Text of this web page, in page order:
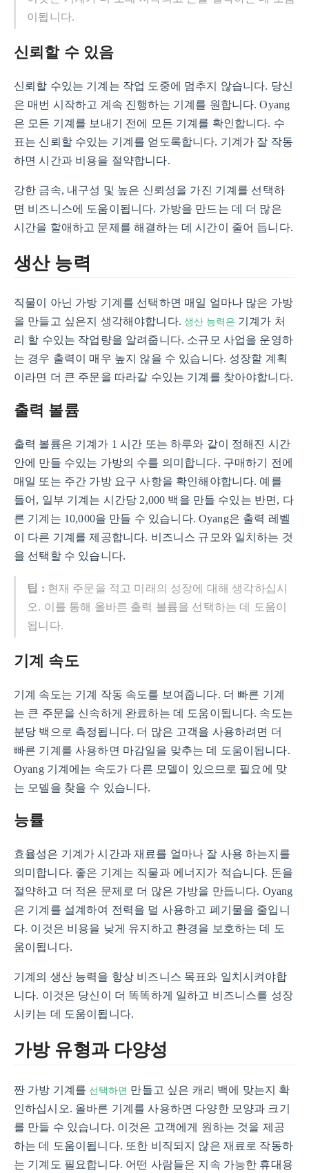
이됩니다.
신뢰할 수 있음
신뢰할 수있는 기계는 작업 도중에 멈추지 않습니다. 당신
은 매번 시작하고 계속 진행하는 기계를 원합니다. Oyang
은 모든 기계를 보내기 전에 모든 기계를 확인합니다. 수
표는 신뢰할 수있는 기계를 얻도록합니다. 기계가 잘 작동
하면 시간과 비용을 절약합니다.
강한 금속, 내구성 및 높은 신뢰성을 가진 기계를 선택하
면 비즈니스에 도움이됩니다. 가방을 만드는 데 더 많은
시간을 할애하고 문제를 해결하는 데 시간이 줄어 듭니다.
생산 능력
직물이 아닌 가방 기계를 선택하면 매일 얼마나 많은 가방
을 만들고 싶은지 생각해야합니다.생산 능력은 기계가 처
리 할 수있는 작업량을 알려줍니다. 소규모 사업을 운영하
는 경우 출력이 매우 높지 않을 수 있습니다. 성장할 계획
이라면 더 큰 주문을 따라갈 수있는 기계를 찾아야합니다.
출력 볼륨
출력 볼륨은 기계가 1 시간 또는 하루와 같이 정해진 시간
안에 만들 수있는 가방의 수를 의미합니다. 구매하기 전에
매일 또는 주간 가방 요구 사항을 확인해야합니다. 예를
들어, 일부 기계는 시간당 2,000 백을 만들 수있는 반면, 다
른 기계는 10,000을 만들 수 있습니다. Oyang은 출력 레벨
이 다른 기계를 제공합니다. 비즈니스 규모와 일치하는 것
을 선택할 수 있습니다.
팁 : 현재 주문을 적고 미래의 성장에 대해 생각하십시
오. 이를 통해 올바른 출력 볼륨을 선택하는 데 도움이
됩니다.
기계 속도
기계 속도는 기계 작동 속도를 보여줍니다. 더 빠른 기계
는 큰 주문을 신속하게 완료하는 데 도움이됩니다. 속도는
분당 백으로 측정됩니다. 더 많은 고객을 사용하려면 더
빠른 기계를 사용하면 마감일을 맞추는 데 도움이됩니다.
Oyang 기계에는 속도가 다른 모델이 있으므로 필요에 맞
는 모델을 찾을 수 있습니다.
능률
효율성은 기계가 시간과 재료를 얼마나 잘 사용 하는지를
의미합니다. 좋은 기계는 직물과 에너지가 적습니다. 돈을
절약하고 더 적은 문제로 더 많은 가방을 만듭니다. Oyang
은 기계를 설계하여 전력을 덜 사용하고 폐기물을 줄입니
다. 이것은 비용을 낮게 유지하고 환경을 보호하는 데 도
움이됩니다.
기계의 생산 능력을 항상 비즈니스 목표와 일치시켜야합
니다. 이것은 당신이 더 똑똑하게 일하고 비즈니스를 성장
시키는 데 도움이됩니다.
가방 유형과 다양성
짠 가방 기계를 선택하면 만들고 싶은 캐리 백에 맞는지 확
인하십시오. 올바른 기계를 사용하면 다양한 모양과 크기
를 만들 수 있습니다. 이것은 고객에게 원하는 것을 제공
하는 데 도움이됩니다. 또한 비직되지 않은 재료로 작동하
는 기계도 필요합니다. 어떤 사람들은 지속 가능한 휴대용